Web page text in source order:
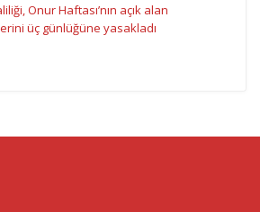
Onur Haftası’nın açık alan
üç günlüğüne yasakladı